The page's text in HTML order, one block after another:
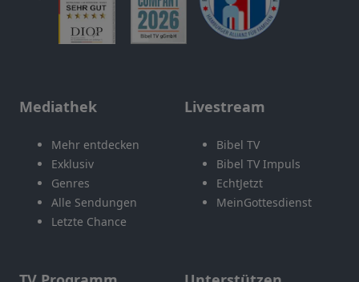
Mediathek
Mehr entdecken
Exklusiv
Genres
Alle Sendungen
Letzte Chance
Livestream
Bibel TV
Bibel TV Impuls
EchtJetzt
MeinGottesdienst